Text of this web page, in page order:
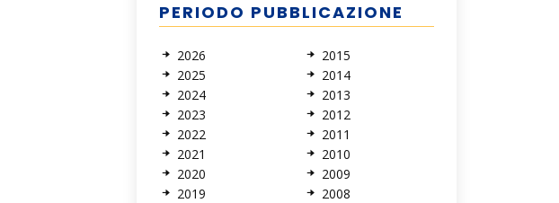
PERIODO PUBBLICAZIONE
2026
2025
2024
2023
2022
2021
2020
2019
2015
2014
2013
2012
2011
2010
2009
2008